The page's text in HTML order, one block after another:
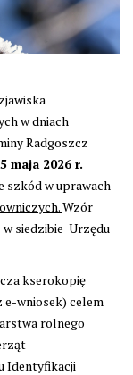
w dniach
Radgoszcz
maja 2026 r.
szkód w uprawach
Wzór
siedzibie Urzędu
kserokopię
e-wniosek) celem
rolnego
Identyfikacji